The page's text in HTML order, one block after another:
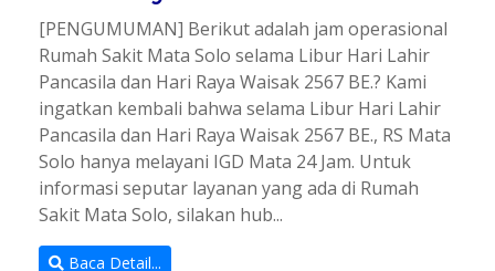
[PENGUMUMAN] Berikut adalah jam operasional
Rumah Sakit Mata Solo selama Libur Hari Lahir
Pancasila dan Hari Raya Waisak 2567 BE.? Kami
ingatkan kembali bahwa selama Libur Hari Lahir
Pancasila dan Hari Raya Waisak 2567 BE., RS Mata
Solo hanya melayani IGD Mata 24 Jam. Untuk
informasi seputar layanan yang ada di Rumah
Sakit Mata Solo, silakan hub...
Baca Detail...